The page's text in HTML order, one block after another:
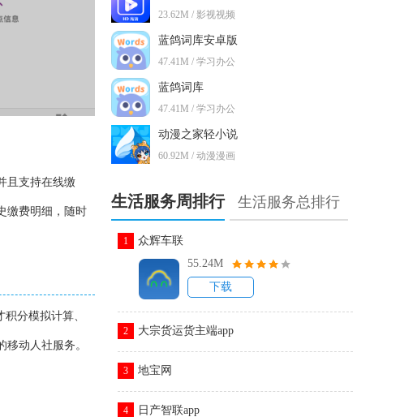
且支持在线缴
缴费明细，随时
分模拟计算、
动人社服务。
23.62M / 影视视频
蓝鸽词库安卓版
47.41M / 学习办公
蓝鸽词库
47.41M / 学习办公
动漫之家轻小说
60.92M / 动漫漫画
生活服务周排行 生活服务总排行
1
众辉车联
55.24M
下载
2 大宗货运货主端app
3 地宝网
4 日产智联app